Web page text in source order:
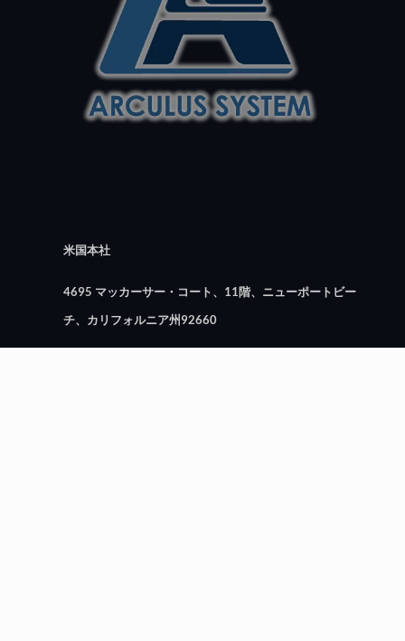
米国本社
4695 マッカーサー・コート、11階、ニューポートビー
チ、カリフォルニア州92660